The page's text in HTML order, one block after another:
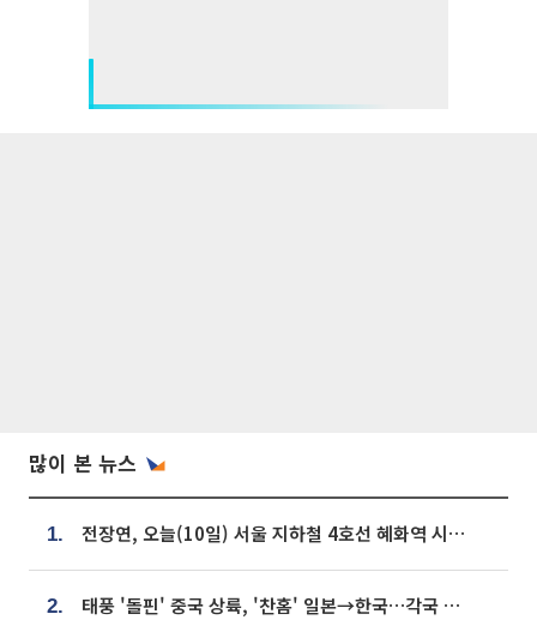
많이 본 뉴스
1. 전장연, 오늘(10일) 서울 지하철 4호선 혜화역 시위…1호선 용산역 무정차
2. 태풍 '돌핀' 중국 상륙, '찬홈' 일본→한국…각국 기상청 예상 경로는?